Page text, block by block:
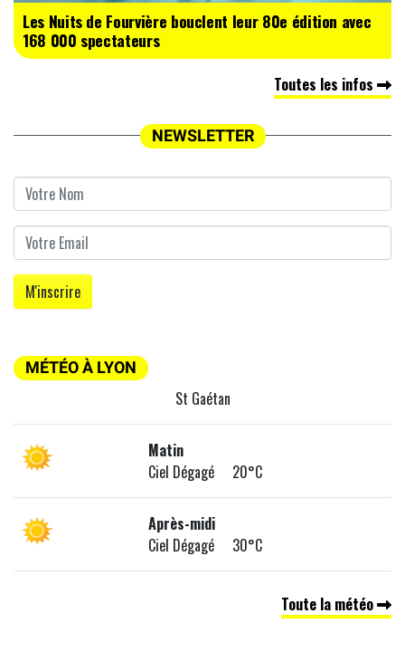
Les Nuits de Fourvière bouclent leur 80e édition avec
168 000 spectateurs
Toutes les infos
NEWSLETTER
MÉTÉO À LYON
St Gaétan
Matin
Ciel Dégagé 20°C
Après-midi
Ciel Dégagé 30°C
Toute la météo